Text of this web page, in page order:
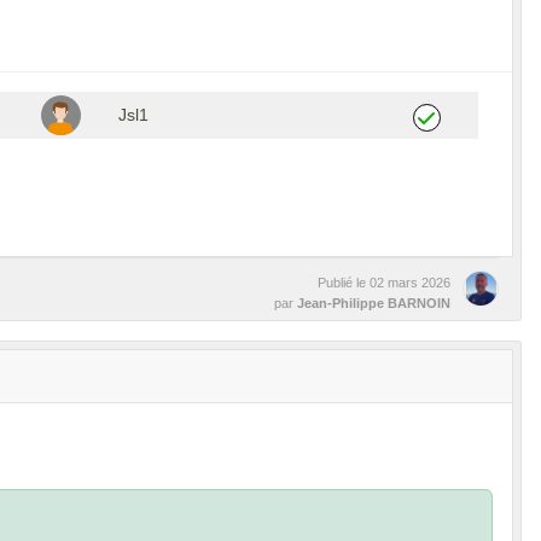
Jsl1
Publié le 02 mars 2026
par Jean-Philippe BARNOIN